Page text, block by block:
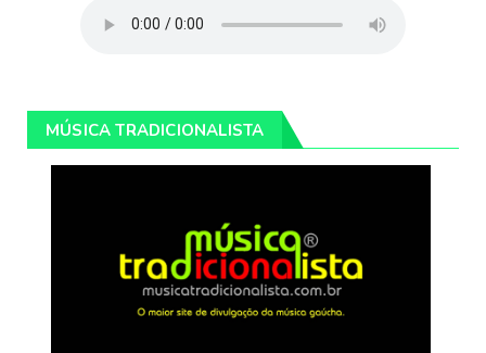
MÚSICA TRADICIONALISTA